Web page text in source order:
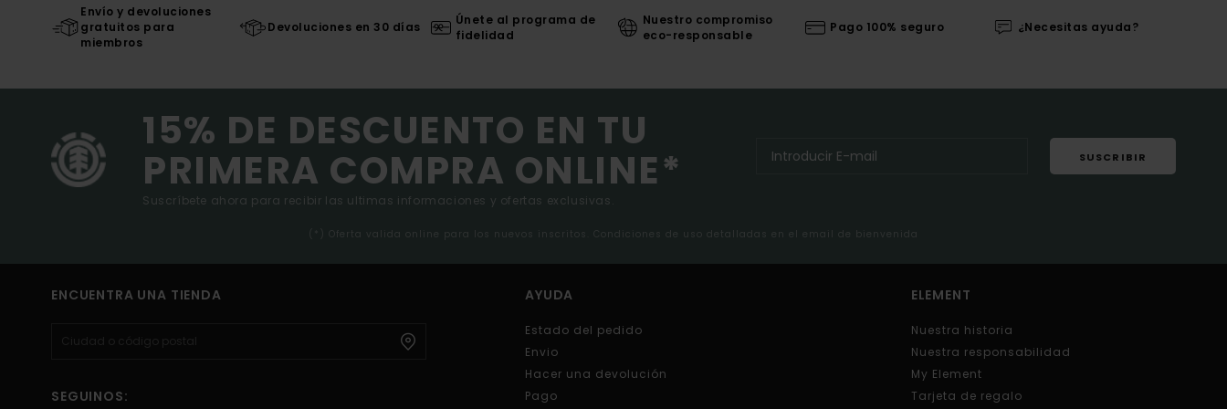
Envío y devoluciones
gratuitos para
miembros
Devoluciones en 30 días
Únete al programa de
fidelidad
Nuestro compromiso
eco-responsable
Pago 100% seguro ¿Necesitas ayuda?
15% DE DESCUENTO EN TU
PRIMERA COMPRA ONLINE*
Suscríbete ahora para recibir las ultimas informaciones y ofertas exclusivas.
SUSCRIBIR
(*) Oferta valida online para los nuevos inscritos. Condiciones de uso detalladas en el email de bienvenida
ENCUENTRA UNA TIENDA
SEGUINOS:
AYUDA
Estado del pedido
Envio
Hacer una devolución
Pago
ELEMENT
Nuestra historia
Nuestra responsabilidad
My Element
Tarjeta de regalo